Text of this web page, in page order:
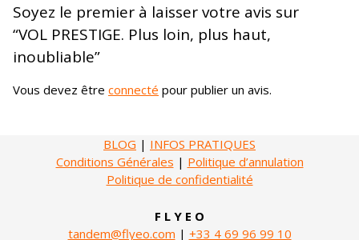
Soyez le premier à laisser votre avis sur
“VOL PRESTIGE. Plus loin, plus haut,
inoubliable”
Vous devez être connecté pour publier un avis.
BLOG | INFOS PRATIQUES
Conditions Générales | Politique d’annulation
Politique de confidentialité
F L Y E O
tandem@flyeo.com | +33 4 69 96 99 10